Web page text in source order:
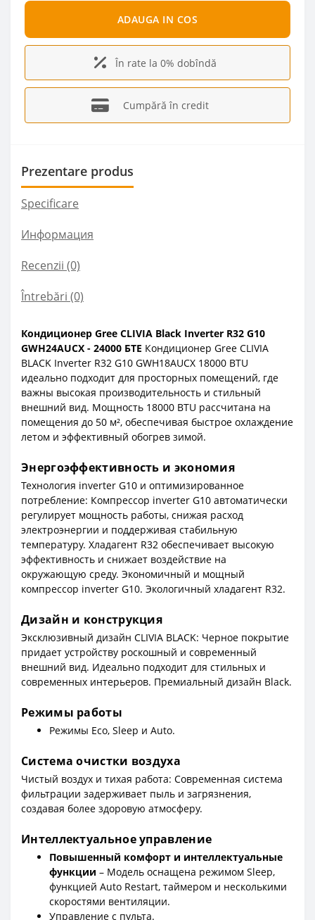
ADAUGA IN COS
În rate la 0% dobîndă
Cumpără în credit
Prezentare produs
Specificare
Информация
Recenzii (0)
Întrebări (0)
Кондиционер Gree CLIVIA Black Inverter R32 G10
GWH24AUCX - 24000 БТЕ Кондиционер Gree CLIVIA
BLACK Inverter R32 G10 GWH18AUCX 18000 BTU
идеально подходит для просторных помещений, где
важны высокая производительность и стильный
внешний вид. Мощность 18000 BTU рассчитана на
помещения до 50 м², обеспечивая быстрое охлаждение
летом и эффективный обогрев зимой.
Энергоэффективность и экономия
Технология inverter G10 и оптимизированное
потребление: Компрессор inverter G10 автоматически
регулирует мощность работы, снижая расход
электроэнергии и поддерживая стабильную
температуру. Хладагент R32 обеспечивает высокую
эффективность и снижает воздействие на
окружающую среду. Экономичный и мощный
компрессор inverter G10. Экологичный хладагент R32.
Дизайн и конструкция
Эксклюзивный дизайн CLIVIA BLACK: Черное покрытие
придает устройству роскошный и современный
внешний вид. Идеально подходит для стильных и
современных интерьеров. Премиальный дизайн Black.
Режимы работы
Режимы Eco, Sleep и Auto.
Система очистки воздуха
Чистый воздух и тихая работа: Современная система
фильтрации задерживает пыль и загрязнения,
создавая более здоровую атмосферу.
Интеллектуальное управление
Повышенный комфорт и интеллектуальные
функции – Модель оснащена режимом Sleep,
функцией Auto Restart, таймером и несколькими
скоростями вентиляции.
Управление с пульта.